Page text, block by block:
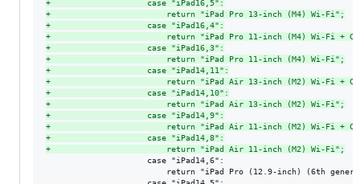
+
                    case "iPad16,5":
+
                        return "iPad Pro 13-inch (M4) Wi-Fi";
+
                    case "iPad16,4":
+
return "iPad Pro 11-inch (M4) Wi-Fi +
+
                    case "iPad16,3":
+
                        return "iPad Pro 11-inch (M4) Wi-Fi";
+
                    case "iPad14,11":
+
return "iPad Air 13-inch (M2) Wi-Fi +
+
                    case "iPad14,10":
+
                        return "iPad Air 13-inch (M2) Wi-Fi";
+
                    case "iPad14,9":
+
return "iPad Air 11-inch (M2) Wi-Fi +
+
                    case "iPad14,8":
+
                        return "iPad Air 11-inch (M2) Wi-Fi";
                     case "iPad14,6":
return "iPad Pro (12.9-inch) (6th